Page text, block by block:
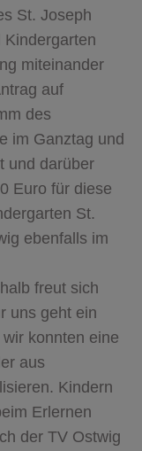
St. Joseph
Kindergarten
miteinander
auf
des
im Ganztag und
und darüber
Euro für diese
St.
ebenfalls im
freut sich
uns geht ein
konnten eine
aus
Kindern
Erlernen
der TV Ostwig